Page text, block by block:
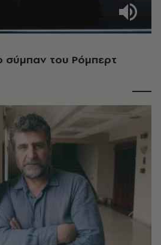
σύμπαν του Ρόμπερτ